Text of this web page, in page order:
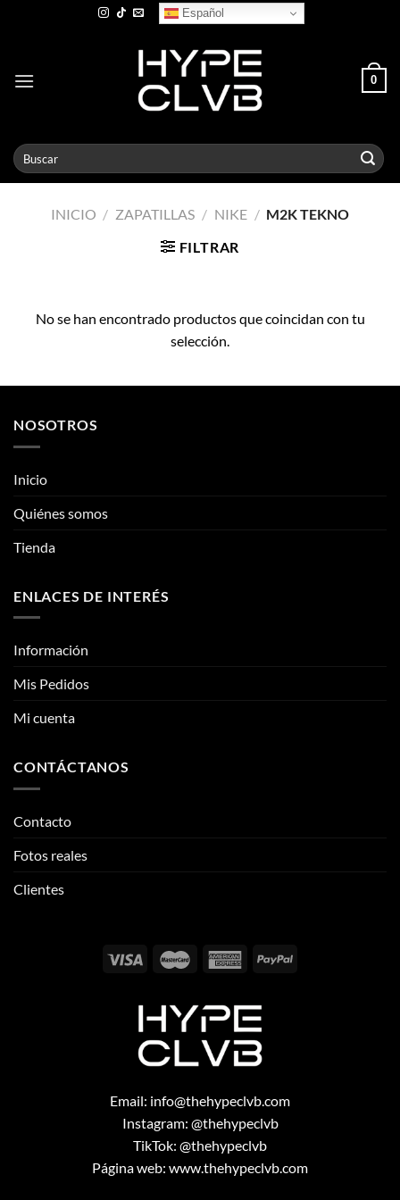
Español
0
Buscar
por:
INICIO / ZAPATILLAS / NIKE / M2K TEKNO
FILTRAR
No se han encontrado productos que coincidan con tu
selección.
NOSOTROS
Inicio
Quiénes somos
Tienda
ENLACES DE INTERÉS
Información
Mis Pedidos
Mi cuenta
CONTÁCTANOS
Contacto
Fotos reales
Clientes
Email: info@thehypeclvb.com
Instagram: @thehypeclvb
TikTok: @thehypeclvb
Página web: www.thehypeclvb.com